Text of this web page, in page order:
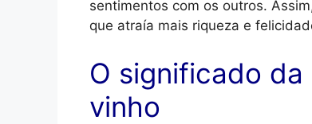
sentimentos com os outros.
que atraía mais riqueza e
O significado
vinho